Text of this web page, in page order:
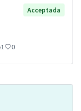
Acceptada
1 0